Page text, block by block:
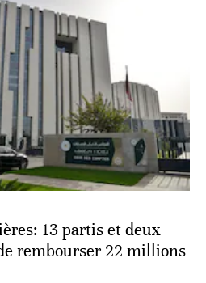
13 partis et deux
rembourser 22 millions